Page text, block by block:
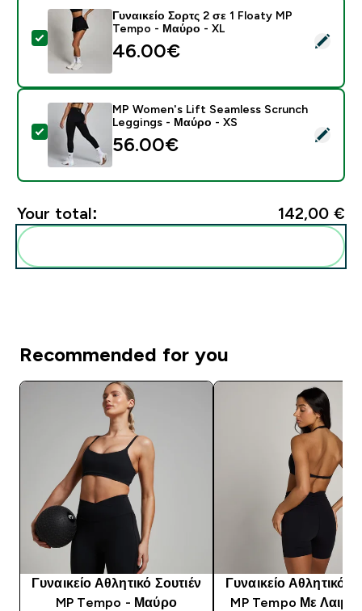
Select this product - Γυναικείο Σορτς 2 σε 1 Floaty
Γυναικείο Σορτς 2 σε 1 Floaty MP
Tempo - Μαύρο - XL
46.00€‎
Select this product - MP Women's Lift Seamless
MP Women's Lift Seamless Scrunch
Leggings - Μαύρο - XS
56.00€‎
Your total: 142,00 €‎
Recommended for you
Γυναικείο Αθλητικό Σουτιέν
MP Tempo - Μαύρο
Γυναικείο Αθλητικό
MP Tempo Με